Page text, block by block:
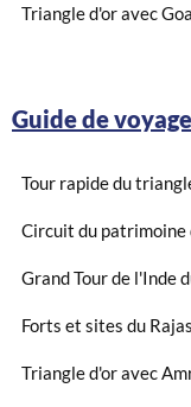
Triangle d'or avec Goa
Guide de
Tour rapide du
Circuit du patrimoine
Grand Tour de l'Inde
Forts et sites du
Triangle d'or avec